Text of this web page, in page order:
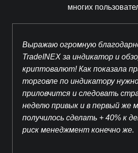
многих
Выражаю огромную
TradeINEX за индикатор и
криптовалют! Как показала
торговле по индикатору
приловчится и следовать
неделю привык и в первый же
получилось сделать + 40% к
риск менеджмент конечно же.